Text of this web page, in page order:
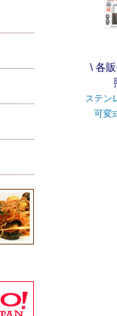
\ 各
ステン
可変